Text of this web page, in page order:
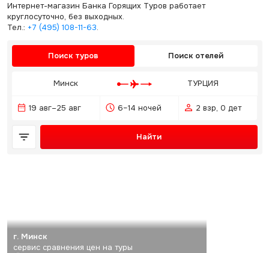
Интернет-магазин Банка Горящих Туров работает
круглосуточно, без выходных.
Тел.: +7 (495) 108-11-63.
Поиск туров Поиск отелей
Минск ТУРЦИЯ
19 авг–25 авг 6–14 ночей 2 взр, 0 дет
Найти
г. Минск
сервис сравнения цен на туры